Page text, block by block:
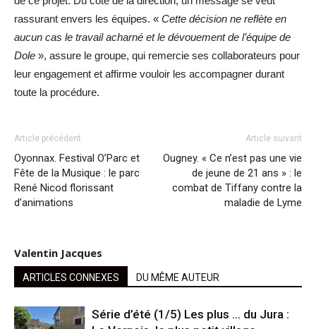
rassurant envers les équipes. « Cette décision ne reflète en
aucun cas le travail acharné et le dévouement de l’équipe de
Dole », assure le groupe, qui remercie ses collaborateurs pour
leur engagement et affirme vouloir les accompagner durant
toute la procédure.
Article précédent
Oyonnax. Festival O’Parc et
Fête de la Musique : le parc
René Nicod florissant
d’animations
Article suivant
Ougney. « Ce n’est pas une vie
de jeune de 21 ans » : le
combat de Tiffany contre la
maladie de Lyme
Valentin Jacques
ARTICLES CONNEXES DU MÊME AUTEUR
Série d’été (1/5) Les plus … du Jura :